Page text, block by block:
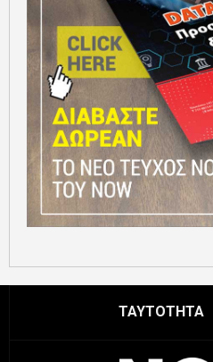
ΤΑΥΤΟΤΗΤΑ